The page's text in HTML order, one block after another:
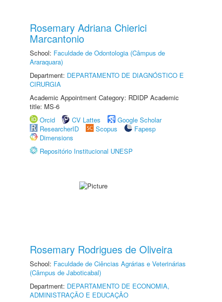
Rosemary Adriana Chierici
Marcantonio
School: Faculdade de Odontologia (Câmpus de
Araraquara)
Department: DEPARTAMENTO DE DIAGNÓSTICO E
CIRURGIA
Academic Appointment Category: RDIDP Academic
title: MS-6
Orcid
CV Lattes
Google Scholar
ResearcherID
Scopus
Fapesp
Dimensions
Repositório Institucional UNESP
Rosemary Rodrigues de Oliveira
School: Faculdade de Ciências Agrárias e Veterinárias
(Câmpus de Jaboticabal)
Department: DEPARTAMENTO DE ECONOMIA,
ADMINISTRAÇÃO E EDUCAÇÃO